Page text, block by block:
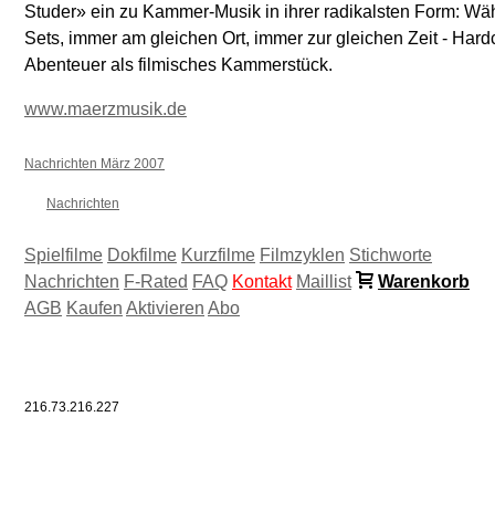
Studer» ein zu Kammer-Musik in ihrer radikalsten Form:
Sets, immer am gleichen Ort, immer zur gleichen Zeit -
Abenteuer als filmisches Kammerstück.
www.maerzmusik.de
Nachrichten März 2007
Nachrichten
Spielfilme Dokfilme Kurzfilme Filmzyklen Stichworte
Nachrichten F-Rated FAQ Kontakt Maillist
Warenkorb
AGB Kaufen Aktivieren Abo
216.73.216.227